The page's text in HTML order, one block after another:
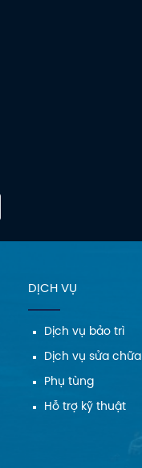
DỊCH VỤ
Dịch vụ bảo trì
Dịch vụ sửa chữa
Phụ tùng
Hỗ trợ kỹ thuật